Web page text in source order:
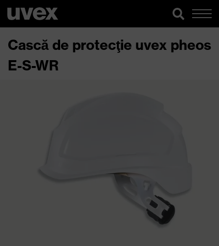
Cască de protecţie uvex pheos
E-S-WR